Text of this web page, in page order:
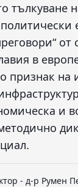
тълкуване
в
признак
и
- д-р Румен